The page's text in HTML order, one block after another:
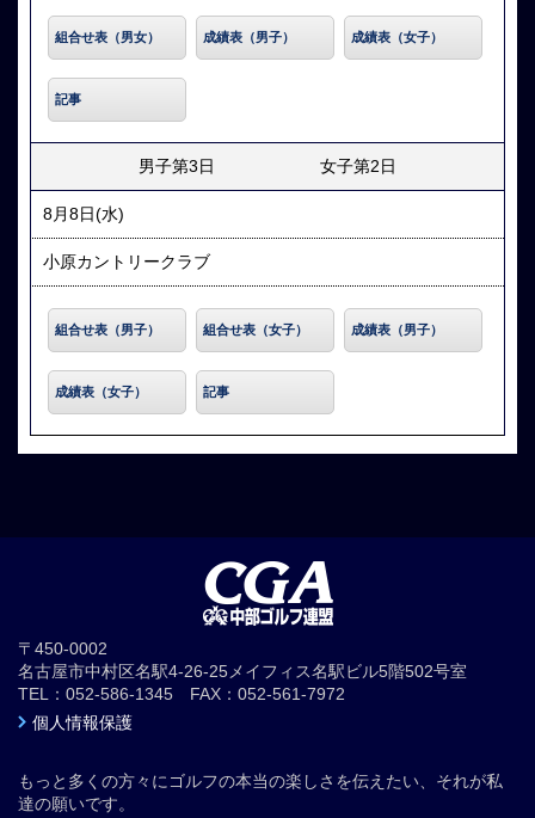
組合せ表（男女） 成績表（男子） 成績表（女子）
記事
男子第3日 女子第2日
8月8日(水)
小原カントリークラブ
組合せ表（男子） 組合せ表（女子） 成績表（男子）
成績表（女子） 記事
〒450-0002
名古屋市中村区名駅4-26-25メイフィス名駅ビル5階502号室
TEL：052-586-1345 FAX：052-561-7972
個人情報保護
もっと多くの方々にゴルフの本当の楽しさを伝えたい、それが私
達の願いです。